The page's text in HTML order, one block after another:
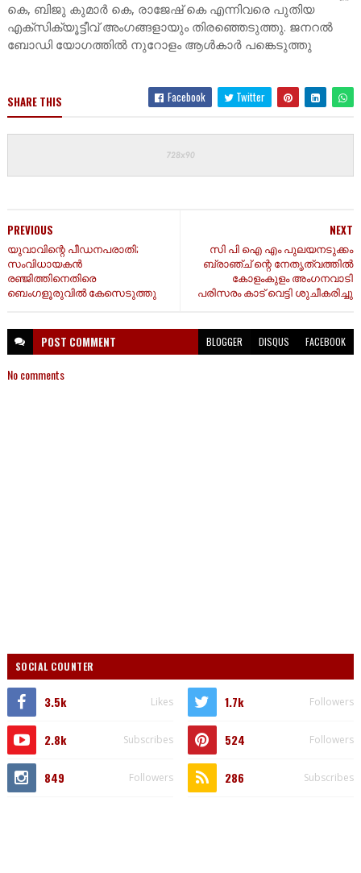
കെ, ബിജു കുമാർ കെ, രാജേഷ് കെ എന്നിവരെ പുതിയ
എക്സിക്യൂട്ടീവ് അംഗങ്ങളായും തിരഞ്ഞെടുത്തു. ജനറൽ
ബോഡി യോഗത്തിൽ നുറോളം ആൾകാർ പങ്കെടുത്തു
SHARE THIS Facebook Twitter
NEXT
സി പി ഐ എം പുലയനടുക്കം
ബ്രാഞ്ച് ന്റെ നേതൃത്വത്തിൽ
കോളംകുളം അംഗനവാടി
പരിസരം കാട് വെട്ടി ശുചീകരിച്ചു
PREVIOUS
യുവാവിന്റെ പീഡനപരാതി;
സംവിധായകൻ
രഞ്ജിത്തിനെതിരെ
ബെംഗളൂരുവിൽ കേസെടുത്തു
POST COMMENT BLOGGER DISQUS FACEBOOK
No comments
SOCIAL COUNTER
3.5k Likes 1.7k Followers
2.8k Subscribes 524 Followers
849 Followers 286 Subscribes